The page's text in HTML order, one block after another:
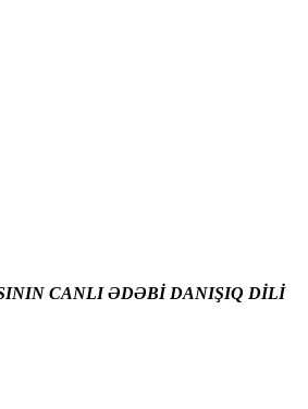
CANLI ƏDƏBİ DANIŞIQ DİLİ